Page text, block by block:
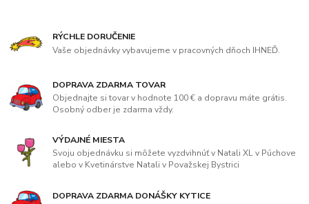
RÝCHLE DORUČENIE
Vaše objednávky vybavujeme v pracovných dňoch IHNEĎ.
DOPRAVA ZDARMA TOVAR
Objednajte si tovar v hodnote 100 € a dopravu máte grátis.
Osobný odber je zdarma vždy.
VÝDAJNÉ MIESTA
Svoju objednávku si môžete vyzdvihnúť v Natali XL v Púchove
alebo v Kvetinárstve Natali v Považskej Bystrici
DOPRAVA ZDARMA DONÁŠKY KYTICE